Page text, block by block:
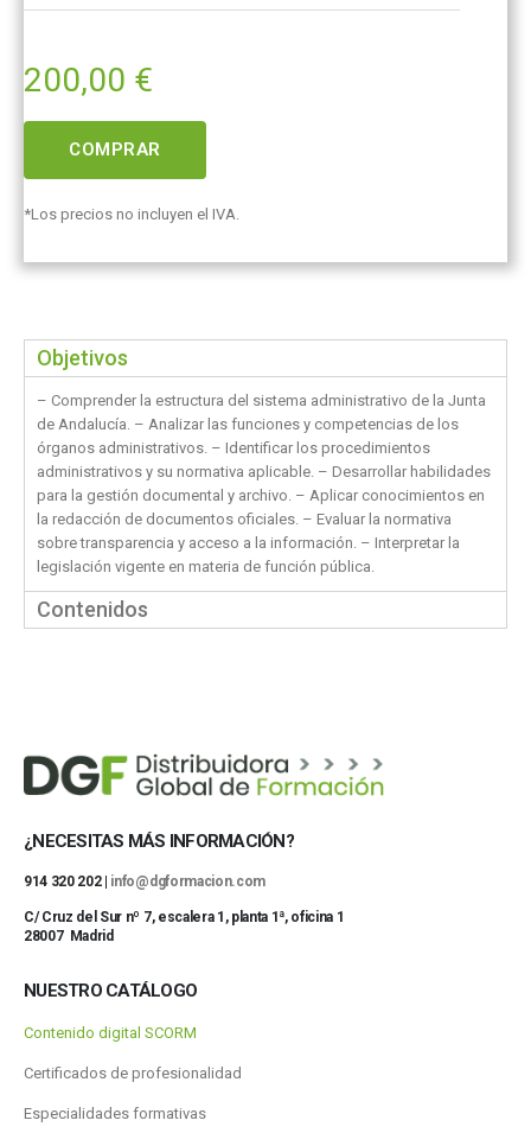
200,00 €
COMPRAR
*Los precios no incluyen el IVA.
Objetivos
– Comprender la estructura del sistema administrativo de la Junta
de Andalucía. – Analizar las funciones y competencias de los
órganos administrativos. – Identificar los procedimientos
administrativos y su normativa aplicable. – Desarrollar habilidades
para la gestión documental y archivo. – Aplicar conocimientos en
la redacción de documentos oficiales. – Evaluar la normativa
sobre transparencia y acceso a la información. – Interpretar la
legislación vigente en materia de función pública.
Contenidos
¿NECESITAS MÁS INFORMACIÓN?
914 320 202 | info@dgformacion.com
C/ Cruz del Sur nº 7, escalera 1, planta 1ª, oficina 1
28007 Madrid
NUESTRO CATÁLOGO
Contenido digital SCORM
Certificados de profesionalidad
Especialidades formativas